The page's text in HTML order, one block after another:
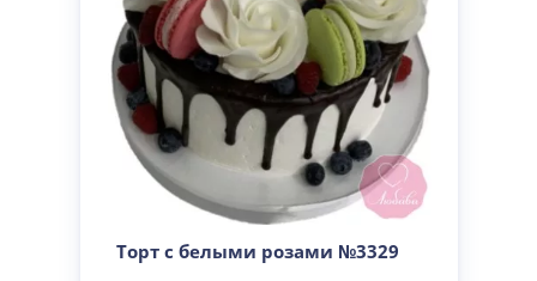
Торт с белыми розами №3329